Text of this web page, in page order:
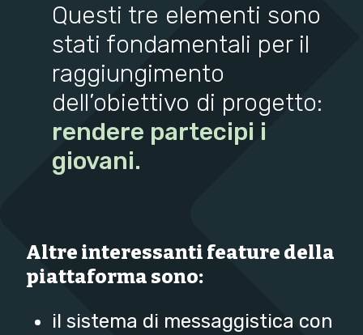
Questi tre elementi sono
stati fondamentali per il
raggiungimento
dell’obiettivo di progetto:
rendere partecipi i
giovani.
Altre interessanti feature della
piattaforma sono:
il sistema di messaggistica con